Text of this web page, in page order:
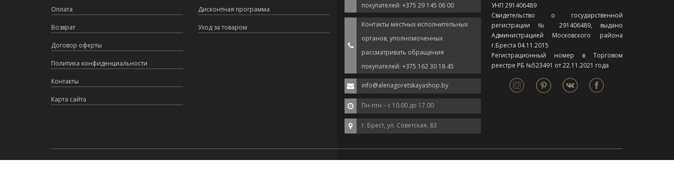
Оплата
Возврат
Договор оферты
Политика конфиденциальности
Контакты
Карта сайта
Дисконтная программа
Уход за товаром
покупателей: +375 29 145 06 00
Контакты местных исполнительных
органов, уполномоченных
рассматривать обращения
покупателей: +375 162 30 18 45
info@alenagoretskayashop.by
Пн-птн – с 10.00 до 17.00
г. Брест, ул. Советская, 83
УНП 291406489
Свидетельство о государственной
регистрации № 291406489, выдано
Администрацией Московского района
г.Бреста 04.11.2015
Регистрационный номер в Торговом
реестре РБ №523491 от 22.11.2021 года